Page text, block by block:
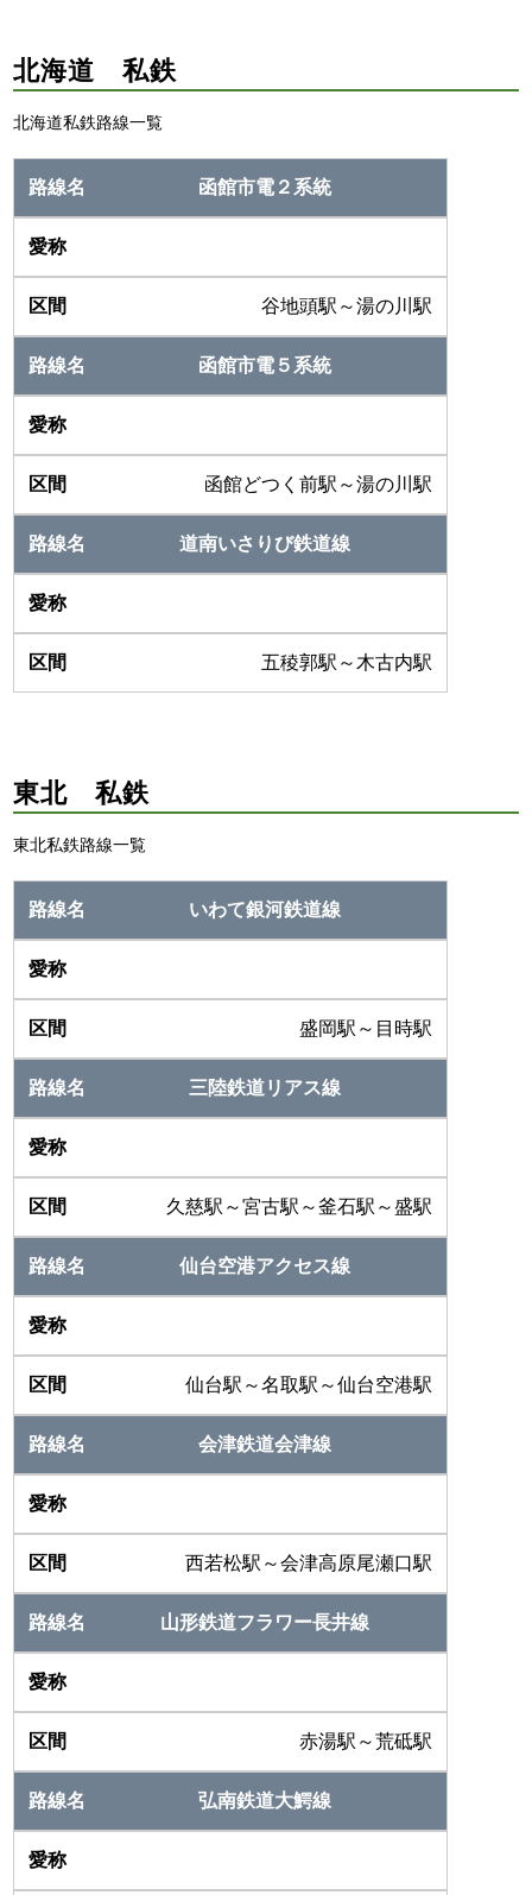
北海道 私鉄
北海道私鉄路線一覧
函館市電２系統
谷地頭駅～湯の川駅
函館市電５系統
函館どつく前駅～湯の川駅
道南いさりび鉄道線
五稜郭駅～木古内駅
東北 私鉄
東北私鉄路線一覧
いわて銀河鉄道線
盛岡駅～目時駅
三陸鉄道リアス線
久慈駅～宮古駅～釜石駅～盛駅
仙台空港アクセス線
仙台駅～名取駅～仙台空港駅
会津鉄道会津線
西若松駅～会津高原尾瀬口駅
山形鉄道フラワー長井線
赤湯駅～荒砥駅
弘南鉄道大鰐線